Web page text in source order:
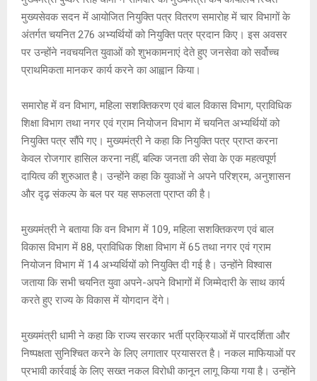
A
p
p
o
o
k
g
e
n
k
मुख्यसेवक सदन में आयोजित नियुक्ति पत्र वितरण समारोह में चार विभागों के
अंतर्गत चयनित 276 अभ्यर्थियों को नियुक्ति पत्र प्रदान किए। इस अवसर
पर उन्होंने नवचयनित युवाओं को शुभकामनाएं देते हुए जनसेवा को सर्वोच्च
प्राथमिकता मानकर कार्य करने का आह्वान किया।
समारोह में वन विभाग, महिला सशक्तिकरण एवं बाल विकास विभाग, प्राविधिक
शिक्षा विभाग तथा नगर एवं ग्राम नियोजन विभाग में चयनित अभ्यर्थियों को
नियुक्ति पत्र सौंपे गए। मुख्यमंत्री ने कहा कि नियुक्ति पत्र प्राप्त करना
केवल रोजगार हासिल करना नहीं, बल्कि जनता की सेवा के एक महत्वपूर्ण
दायित्व की शुरुआत है। उन्होंने कहा कि युवाओं ने अपने परिश्रम, अनुशासन
और दृढ़ संकल्प के बल पर यह सफलता प्राप्त की है।
मुख्यमंत्री ने बताया कि वन विभाग में 109, महिला सशक्तिकरण एवं बाल
विकास विभाग में 88, प्राविधिक शिक्षा विभाग में 65 तथा नगर एवं ग्राम
नियोजन विभाग में 14 अभ्यर्थियों को नियुक्ति दी गई है। उन्होंने विश्वास
जताया कि सभी चयनित युवा अपने-अपने विभागों में जिम्मेदारी के साथ कार्य
करते हुए राज्य के विकास में योगदान देंगे।
मुख्यमंत्री धामी ने कहा कि राज्य सरकार भर्ती प्रक्रियाओं में पारदर्शिता और
निष्पक्षता सुनिश्चित करने के लिए लगातार प्रयासरत है। नकल माफियाओं पर
प्रभावी कार्रवाई के लिए सख्त नकल विरोधी कानून लागू किया गया है। उन्होंने